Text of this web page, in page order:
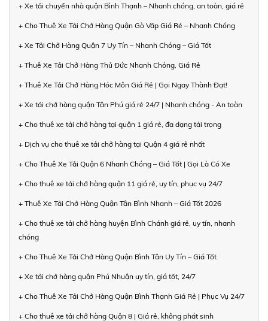
+ Xe tải chuyển nhà quận Bình Thạnh – Nhanh chóng, an toàn, giá rẻ
+ Cho Thuê Xe Tải Chở Hàng Quận Gò Vấp Giá Rẻ – Nhanh Chóng
+ Xe Tải Chở Hàng Quận 7 Uy Tín – Nhanh Chóng – Giá Tốt
+ Thuê Xe Tải Chở Hàng Thủ Đức Nhanh Chóng, Giá Rẻ
+ Thuê Xe Tải Chở Hàng Hóc Môn Giá Rẻ | Gọi Ngay Thành Đạt!
+ Xe tải chở hàng quận Tân Phú giá rẻ 24/7 | Nhanh chóng - An toàn
+ Cho thuê xe tải chở hàng tại quận 1 giá rẻ, đa dạng tải trọng
+ Dịch vụ cho thuê xe tải chở hàng tại Quận 4 giá rẻ nhất
+ Cho Thuê Xe Tải Quận 6 Nhanh Chóng – Giá Tốt | Gọi Là Có Xe
+ Cho thuê xe tải chở hàng quận 11 giá rẻ, uy tín, phục vụ 24/7
+ Thuê Xe Tải Chở Hàng Quận Tân Bình Nhanh – Giá Tốt 2026
+ Cho thuê xe tải chở hàng huyện Bình Chánh giá rẻ, uy tín, nhanh
chóng
+ Cho Thuê Xe Tải Chở Hàng Quận Bình Tân Uy Tín – Giá Tốt
+ Xe tải chở hàng quận Phú Nhuận uy tín, giá tốt, 24/7
+ Cho Thuê Xe Tải Chở Hàng Quận Bình Thạnh Giá Rẻ | Phục Vụ 24/7
+ Cho thuê xe tải chở hàng Quận 8 | Giá rẻ, không phát sinh